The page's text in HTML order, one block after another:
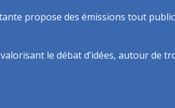
propose des émissions tout
le débat d’idées, autour de